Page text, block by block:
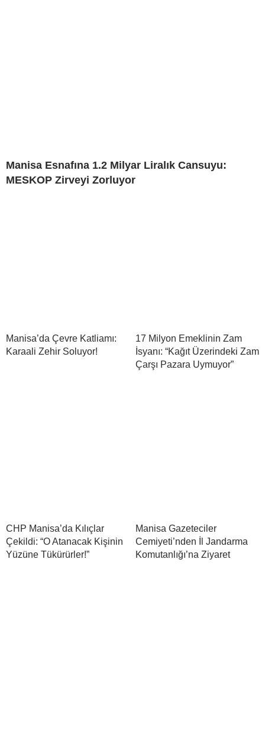
Manisa Esnafına 1.2 Milyar Liralık Cansuyu:
MESKOP Zirveyi Zorluyor
Manisa’da Çevre Katliamı:
Karaali Zehir Soluyor!
17 Milyon Emeklinin Zam
İsyanı: “Kağıt Üzerindeki Zam
Çarşı Pazara Uymuyor”
CHP Manisa’da Kılıçlar
Çekildi: “O Atanacak Kişinin
Yüzüne Tükürürler!”
Manisa Gazeteciler
Cemiyeti’nden İl Jandarma
Komutanlığı’na Ziyaret